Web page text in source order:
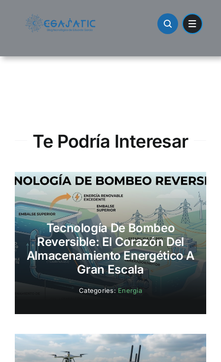
Te Podría Interesar
Tecnología De Bombeo
Reversible: El Corazón Del
Almacenamiento Energético A
Gran Escala
Categories: Energia